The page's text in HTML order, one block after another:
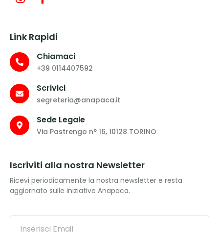
Link Rapidi
Chiamaci
+39 0114407592
Scrivici
segreteria@anapaca.it
Sede Legale
Via Pastrengo n° 16, 10128 TORINO
Iscriviti alla nostra Newsletter
Ricevi periodicamente la nostra newsletter e resta
aggiornato sulle iniziative Anapaca.